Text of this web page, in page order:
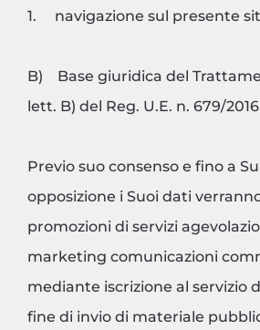
1. navigazione sul presente
B) Base giuridica del
lett. B) del Reg. U.E. n. 679/2016
Previo suo consenso e fino a
opposizione i Suoi dati
promozioni di servizi
marketing comunicazioni
mediante iscrizione al servizio
fine di invio di materiale